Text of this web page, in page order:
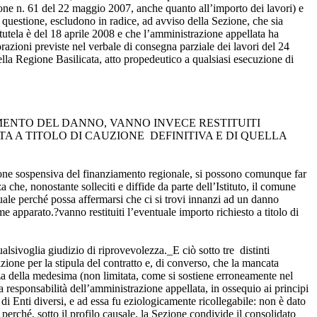
n. 61 del 22 maggio 2007, anche quanto all’importo dei lavori) e
escludono in radice, ad avviso della Sezione, che sia
è del 18 aprile 2008 e che l’amministrazione appellata ha
previste nel verbale di consegna parziale dei lavori del 24
Regione Basilicata, atto propedeutico a qualsiasi esecuzione di
DEL DANNO, VANNO INVECE RESTITUITI
A TITOLO DI CAUZIONE DEFINITIVA E DI QUELLA
sospensiva del finanziamento regionale, si possono comunque far
nonostante solleciti e diffide da parte dell’Istituto, il comune
perché possa affermarsi che ci si trovi innanzi ad un danno
apparato.?vanno restituiti l’eventuale importo richiesto a titolo di
giudizio di riprovevolezza._E ciò sotto tre distinti
per la stipula del contratto e, di converso, che la mancata
medesima (non limitata, come si sostiene erroneamente nel
dell’amministrazione appellata, in ossequio ai principi
Enti diversi, e ad essa fu eziologicamente ricollegabile: non è dato
sotto il profilo causale, la Sezione condivide il consolidato